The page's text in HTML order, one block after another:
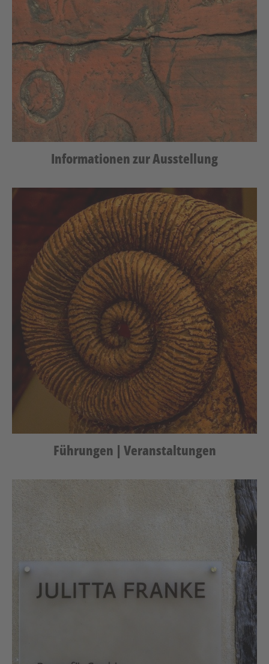
Informationen zur Ausstellung
Führungen | Veranstaltungen